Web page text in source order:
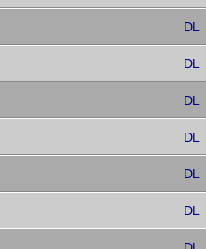
DL
DL
DL
DL
DL
DL